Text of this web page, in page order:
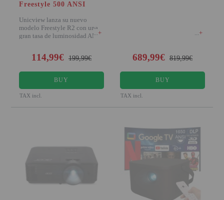
Freestyle 500 ANSI
Unicview lanza su nuevo
modelo Freestyle R2 con una
gran tasa de luminosidad ANSI+
114,99€ 199,99€
BUY
TAX incl.
+
689,99€ 819,99€
BUY
TAX incl.